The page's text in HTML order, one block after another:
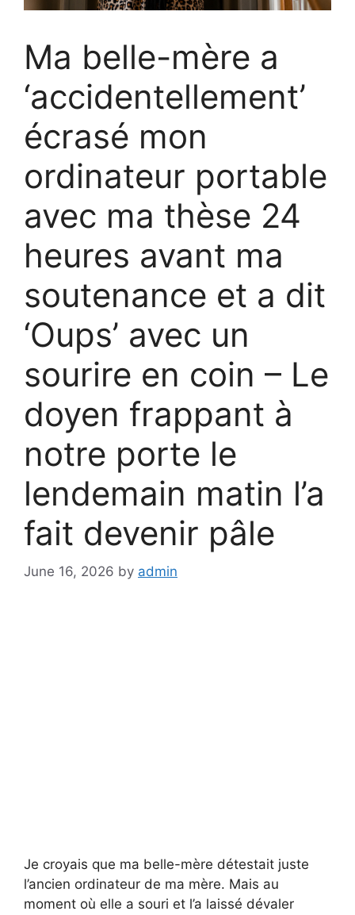
Ma belle-mère a
‘accidentellement’
écrasé mon
ordinateur portable
avec ma thèse 24
heures avant ma
soutenance et a dit
‘Oups’ avec un
sourire en coin – Le
doyen frappant à
notre porte le
lendemain matin l’a
fait devenir pâle
June 16, 2026 by admin
Je croyais que ma belle-mère détestait juste
l’ancien ordinateur de ma mère. Mais au
moment où elle a souri et l’a laissé dévaler